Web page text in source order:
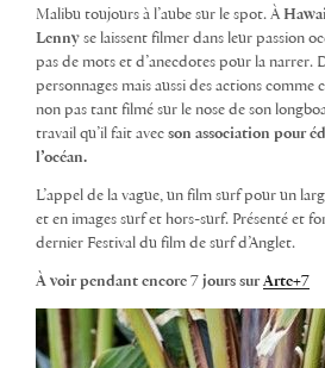
Malibu toujours à l’aube sur le spot. À
Lenny se laissent filmer dans leur passion
pas de mots et d’anecdotes pour la narrer.
personnages mais aussi des actions comme
non pas tant filmé sur le nose de son
travail qu’il fait avec son association pour
l’océan.
L’appel de la vague, un film surf pour un
et en images surf et hors-surf. Présenté et
dernier Festival du film de surf d’Anglet.
À voir pendant encore 7 jours surArte+7